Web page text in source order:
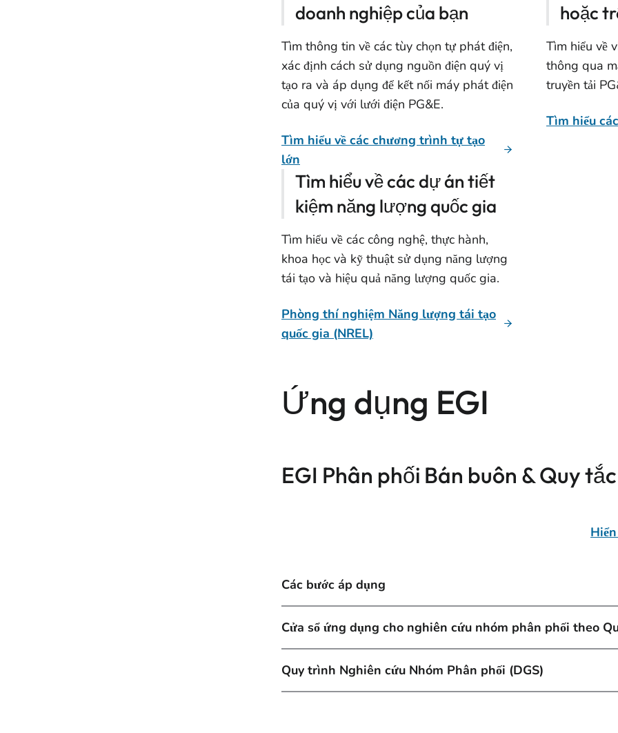
doanh nghiệp của bạn
Tìm thông tin về các tùy chọn tự phát điện,
xác định cách sử dụng nguồn điện quý vị
tạo ra và áp dụng để kết nối máy phát điện
của quý vị với lưới điện PG&E.
Tìm hiểu về các chương trình tự tạo
lớn
hoặc
Tìm hiểu về
thông qua
truyền tải
Tìm hiểu
Tìm hiểu về các dự án tiết
kiệm năng lượng quốc gia
Tìm hiểu về các công nghệ, thực hành,
khoa học và kỹ thuật sử dụng năng lượng
tái tạo và hiệu quả năng lượng quốc gia.
Phòng thí nghiệm Năng lượng tái tạo
quốc gia (NREL)
Ứng dụng EGI
EGI Phân phối Bán buôn & Quy
Các bước áp dụng
Cửa sổ ứng dụng cho nghiên cứu nhóm phân phối theo
Quy trình Nghiên cứu Nhóm Phân phối (DGS)